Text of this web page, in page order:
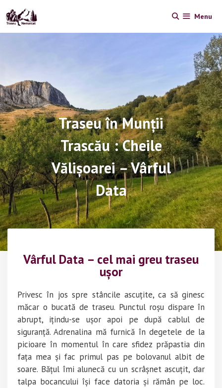
to
content
Menu
Traseu în Munții
Trascău : Cheile
Vălișoarei – Vârful
Data
Vârful Data – cel mai greu traseu
ușor
Privesc în jos spre stâncile ascuțite, ca să ginesc
măcar o bucată de traseu. Punctul roșu dispare în
abrupt, ițindu-se ușor apoi pe după cablul de
siguranță. Adrenalina mă furnică în degetele de la
picioare în momentul în care sfidez prăpastia din
fața mea și fac primul pas pe bolovanul albit de
soare. Bățul îmi alunecă cu un scrâșnet ascuțit, dar
talpa bocancului își face datoria și rămân pe loc.